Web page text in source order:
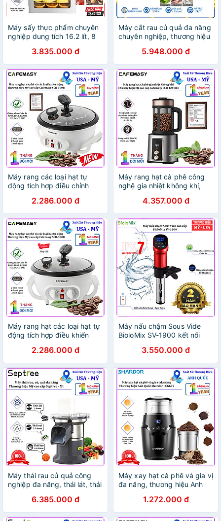
Máy sấy thực phẩm chuyên
nghiệp dung tích 16.2 lít, 8
cấp Septree DBC-08A01.
Hàng chính hãng
3.835.000 đ
Máy cắt rau củ quả đa năng
chuyên nghiệp, thương hiệu
Hàng Chính Hãng
5.948.000 đ
Máy rang các loại hạt tự
động tích hợp điều chỉnh
cao cấp Cafemasy SCR-
300B. Hàng chính hãng
2.286.000 đ
Máy rang hạt cà phê công
nghệ gia nhiệt không khí,
Thương hiệu Mỹ cao cấp
Cafemasy CCR-1210R3.
HÀNG CHÍNH HÃNG
4.357.000 đ
Máy rang hạt các loại hạt tự
động tích hợp điều khiển
cao cấp Cafemasy SCR-
300B. HÀNG CHÍNH HÃNG
2.286.000 đ
Máy nấu chậm Sous Vide
BioloMix SV-1900 kết nối
gia nhiệt PTC và động cơ
không chổi than DC- Hàng
chính hãng
3.550.000 đ
Máy thái rau củ quả công
nghiệp đa năng, thái lát, thái
Mỹ cao cấp Septree - X1 -
HÀNG CHÍNH HÃNG
6.385.000 đ
Máy xay hạt cà phê và gia vị
đa năng, thương hiệu Anh
CG639. HÀNG CHÍNH HÃNG
1.272.000 đ